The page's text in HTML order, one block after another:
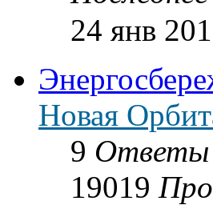
24 янв
Новая
9 Ответы
19019